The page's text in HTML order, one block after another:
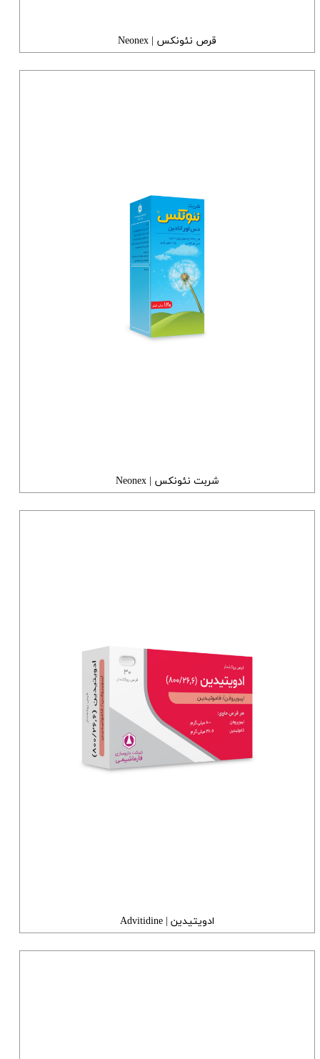
قرص نئونکس | Neonex
شربت نئونکس | Neonex
ادویتیدین | Advitidine